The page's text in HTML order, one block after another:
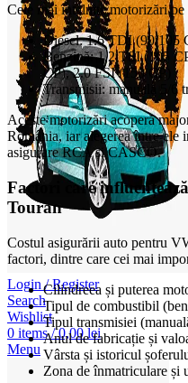
Login / Register
Search
Wishlist
0 items / 0,00lei
Menu
Cele mai întâlnite motorizări pe
Diesel: 1.6 TDI (90/105
Benzină: 1.2 TSI (105
CP), 2.0 FSI (150 CP)
Transmisii: manuală 5/6
Aceste motorizări acoperă
România, iar alegerea între ele
asigurare RCA și CASCO.
Factori care
Touran
Costul asigurării auto pentru
factori, dintre care cei mai
Cilindreea și puterea
Tipul de combustibil
Tipul transmisiei
Anul de fabricație și
Vârsta și istoricul
Zona de înmatriculare și